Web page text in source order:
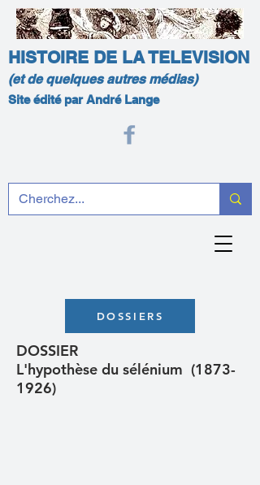
HISTOIRE DE LA TELEVISION
(et de quelques autres médias)
Site édité par André Lange
DOSSIERS
DOSSIER
L'hypothèse du sélénium (1873-
1926)